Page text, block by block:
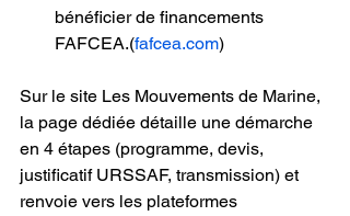
bénéficier de financements
FAFCEA.(fafcea.com)
Sur le site Les Mouvements de Marine,
la page dédiée détaille une démarche
en 4 étapes (programme, devis,
justificatif URSSAF, transmission) et
renvoie vers les plateformes